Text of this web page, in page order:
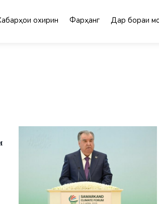
охирин Фарҳанг Дар бораи